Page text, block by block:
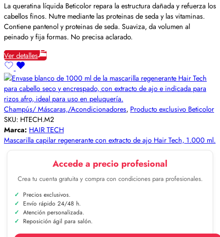
La queratina líquida Beticolor repara la estructura dañada y refuerza los
cabellos finos. Nutre mediante las proteinas de seda y las vitaminas.
Contiene pantenol y proteinas de seda. Suaviza, da volumen al
peinado y fija formas. No precisa aclarado.
Ver detalles
Champús/ Máscaras,/Acondicionadores, Producto exclusivo Beticolor
SKU: HTECH.M2
Marca: HAIR TECH
Mascarilla capilar regenerante con extracto de ajo Hair Tech, 1.000 ml.
Accede a precio profesional
Crea tu cuenta gratuita y compra con condiciones para profesionales.
Precios exclusivos.
Envío rápido 24/48 h.
Atención personalizada.
Reposición ágil para salón.